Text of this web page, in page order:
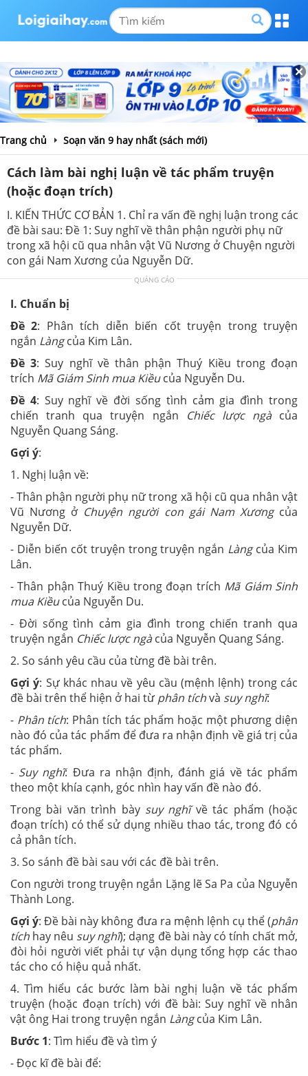
Trang chủ Soạn văn 9 hay nhất (sách mới)
Cách làm bài nghị luận về tác phẩm truyện
(hoặc đoạn trích)
I. KIẾN THỨC CƠ BẢN 1. Chỉ ra vấn đề nghị luận trong các
đề bài sau: Đề 1: Suy nghĩ về thân phận người phụ nữ
trong xã hội cũ qua nhân vật Vũ Nương ở Chuyện người
con gái Nam Xương của Nguyễn Dữ.
QUẢNG CÁO
I. Chuẩn bị
Đề 2: Phân tích diễn biến cốt truyện trong truyện
ngắn Làngcủa Kim Lân.
Đề 3: Suy nghĩ về thân phận Thuý Kiều trong đoạn
trích Mã Giám Sinh mua Kiềucủa Nguyễn Du.
Đề 4: Suy nghĩ về đời sống tình cảm gia đình trong
chiến tranh qua truyện ngắn
Chiếc lược ngàcủa
Nguyễn Quang Sáng.
Gợi ý:
1. Nghị luận về:
- Thân phận người phụ nữ trong xã hội cũ qua nhân vật
Vũ Nương ở Chuyện người con gái Nam Xương của
Nguyễn Dữ.
- Diễn biến cốt truyện trong truyện ngắn Làngcủa Kim
Lân.
- Thân phận Thuý Kiều trong đoạn trích Mã Giám Sinh
mua Kiềucủa Nguyễn Du.
- Đời sống tình cảm gia đình trong chiến tranh qua
truyện ngắn Chiếc lược ngàcủa Nguyễn Quang Sáng.
2. So sánh yêu cầu của từng đề bài trên.
Gợi ý: Sự khác nhau về yêu cầu (mệnh lệnh) trong các
đề bài trên thể hiện ở hai từ phân tíchvà suy nghĩ:
- Phân tích: Phân tích tác phẩm hoặc một phương diện
nào đó của tác phẩm để đưa ra nhận định về giá trị của
tác phẩm.
- Suy nghĩ: Đưa ra nhận định, đánh giá về tác phẩm
theo một khía cạnh, góc nhìn hay vấn đề nào đó.
Trong bài văn trình bày suy nghĩvề tác phẩm (hoặc
đoạn trích) có thể sử dụng nhiều thao tác, trong đó có
cả phân tích.
3. So sánh đề bài sau với các đề bài trên.
Con người trong truyện ngắn Lặng lẽ Sa Pa của Nguyễn
Thành Long.
Gợi ý: Đề bài này không đưa ra mệnh lệnh cụ thể (phân
tích hay nêu suy nghĩ); dạng đề bài này có tính chất mở,
đòi hỏi người viết phải tự vận dụng tổng hợp các thao
tác cho có hiệu quả nhất.
4. Tìm hiểu các bước làm bài nghị luận về tác phẩm
truyện (hoặc đoạn trích) với đề bài: Suy nghĩ về nhân
vật ông Hai trong truyện ngắn Làngcủa Kim Lân.
Bước 1: Tìm hiểu đề và tìm ý
- Đọc kĩ đề bài để: